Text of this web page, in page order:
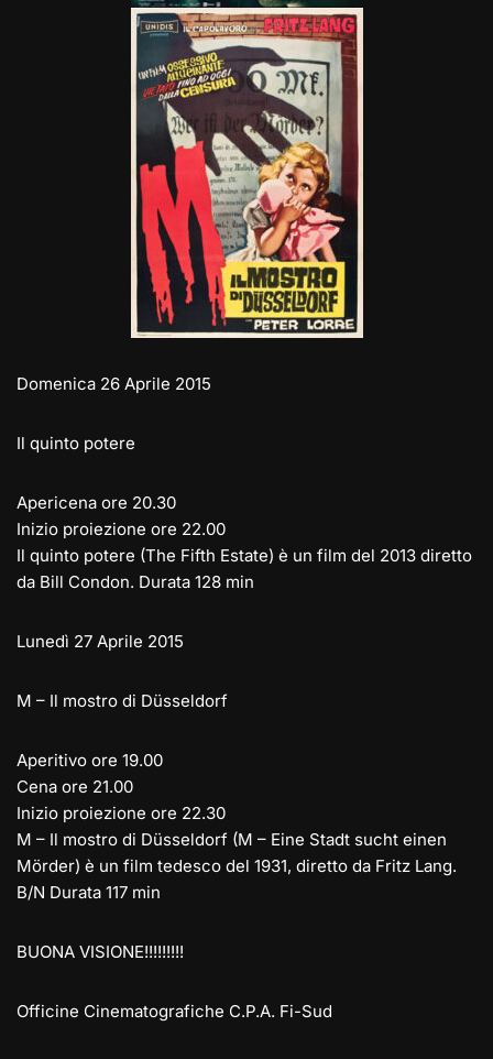
Domenica 26 Aprile 2015
Il quinto potere
Apericena ore 20.30
Inizio proiezione ore 22.00
Il quinto potere (The Fifth Estate) è un film del 2013 diretto
da Bill Condon. Durata 128 min
Lunedì 27 Aprile 2015
M – Il mostro di Düsseldorf
Aperitivo ore 19.00
Cena ore 21.00
Inizio proiezione ore 22.30
M – Il mostro di Düsseldorf (M – Eine Stadt sucht einen
Mörder) è un film tedesco del 1931, diretto da Fritz Lang.
B/N Durata 117 min
BUONA VISIONE!!!!!!!!!
Officine Cinematografiche C.P.A. Fi-Sud